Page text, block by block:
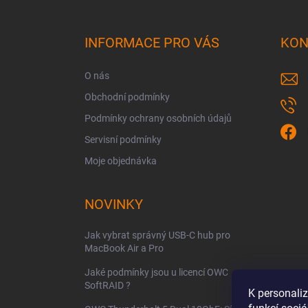
K
INFORMACE PRO VÁS
O nás
Obchodní podmínky
Podmínky ochrany osobních údajů
Servisní podmínky
Moje objednávka
NOVINKY
Jak vybrat správný USB-C hub pro
MacBook Air a Pro
Jaké podmínky jsou u licencí OWC
SoftRAID ?